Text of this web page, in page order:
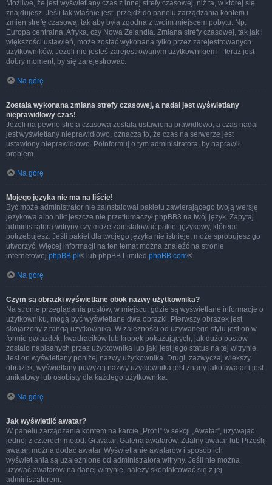
Możliwe, że jest wyświetlany czas z innej strefy czasowej, niż ta, w której się
znajdujesz. Jeśli tak właśnie jest, przejdź do panelu zarządzania kontem i
zmień strefę czasową, tak aby była zgodna z twoim miejscem pobytu. Np.
Europa centralna, Afryka, czy Nowa Zelandia. Zmiana strefy czasowej, tak jak i
większości ustawień, może zostać wykonana tylko przez zarejestrowanych
użytkowników. Jeżeli nie jesteś zarejestrowanym użytkownikiem – teraz jest
dobry moment, by się zarejestrować.
Na górę
Została wykonana zmiana strefy czasowej, a nadal jest wyświetlany
nieprawidłowy czas!
Jeżeli na pewno strefa czasowa została ustawiona prawidłowo, a czas nadal
jest wyświetlany nieprawidłowo, oznacza to, że czas na serwerze jest
ustawiony nieprawidłowo. Poinformuj o tym administratora, by naprawił
problem.
Na górę
Mojego języka nie ma na liście!
Być może administrator nie zainstalował pakietu zawierającego twoją wersję
językową albo nikt jeszcze nie przetłumaczył phpBB3 na twój język. Zapytaj
administratora witryny czy może zainstalować pakiet językowy, którego
potrzebujesz. Jeśli pakiet dla twojego języka nie istnieje, może spróbujesz go
utworzyć. Więcej informacji na ten temat można znaleźć na stronie
internetowej phpBB.pl ® lub phpBB Limited phpBB.com®
Na górę
Czym są obrazki wyświetlane obok nazwy użytkownika?
Na stronie przeglądania postów, w miejscu, gdzie są wyświetlane informacje o
użytkowniku, mogą być wyświetlane dwa obrazki. Pierwszy obrazek jest
skojarzony z rangą użytkownika. W zależności od używanego stylu jest on w
formie gwiazdek, kwadracików lub kropek pokazujących, jak dużo postów
zostało napisanych przez użytkownika lub jaki jest jego status na tej witrynie.
Jest on wyświetlany poniżej nazwy użytkownika. Drugi, zazwyczaj większy
obrazek, wyświetlany powyżej nazwy użytkownika jest znany jako awatar i jest
unikatowy lub osobisty dla każdego użytkownika.
Na górę
Jak wyświetlić awatar?
W panelu zarządzania kontem na karcie „Profil” w sekcji „Awatar”, używając
jednej z czterech metod: Gravatar, Galeria awatarów, Zdalny awatar lub Prześlij
awatar, można dodać awatar. Wyświetlanie awatarów i sposób ich
wyświetlania są uzależnione od administratora witryny. Jeśli nie można
używać awatarów na danej witrynie, należy skontaktować się z jej
administratorem.